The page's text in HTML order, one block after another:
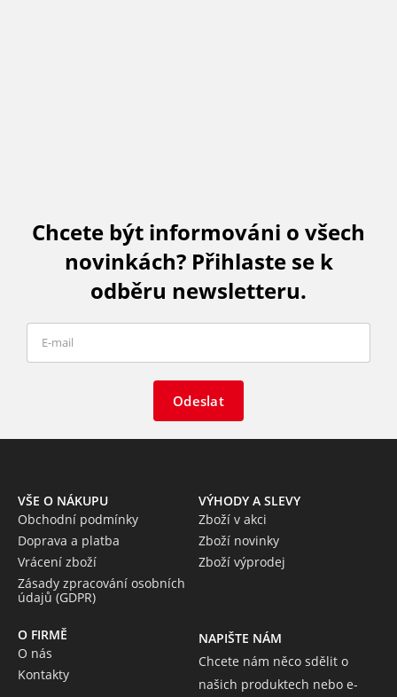
Chcete být informováni o všech
novinkách? Přihlaste se k
odběru newsletteru.
Odeslat
VŠE O NÁKUPU
Obchodní podmínky
Doprava a platba
Vrácení zboží
Zásady zpracování osobních
údajů (GDPR)
VÝHODY A SLEVY
Zboží v akci
Zboží novinky
Zboží výprodej
O FIRMĚ
O nás
Kontakty
NAPIŠTE NÁM
Chcete nám něco sdělit o
našich produktech nebo e-